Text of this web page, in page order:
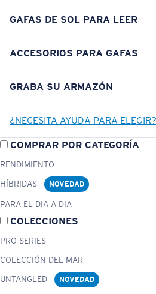
GAFAS DE SOL PARA LEER
ACCESORIOS PARA GAFAS
GRABA SU ARMAZÓN
¿NECESITA AYUDA PARA ELEGIR?
COMPRAR POR CATEGORÍA
RENDIMIENTO
HÍBRIDAS
NOVEDAD
PARA EL DIA A DIA
COLECCIONES
PRO SERIES
COLECCIÓN DEL MAR
UNTANGLED
NOVEDAD